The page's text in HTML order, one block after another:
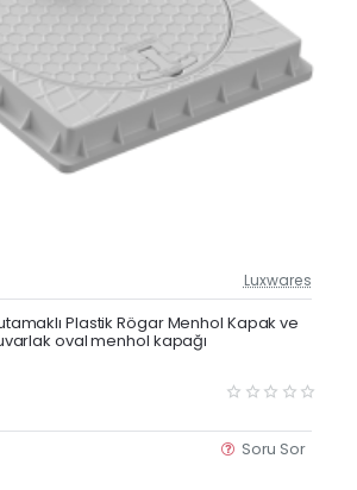
Güncel Fiyat
Yeni Ürün
Luxwares
Plastik Rögar Menhol Kapak ve
oval menhol kapağı
Soru Sor